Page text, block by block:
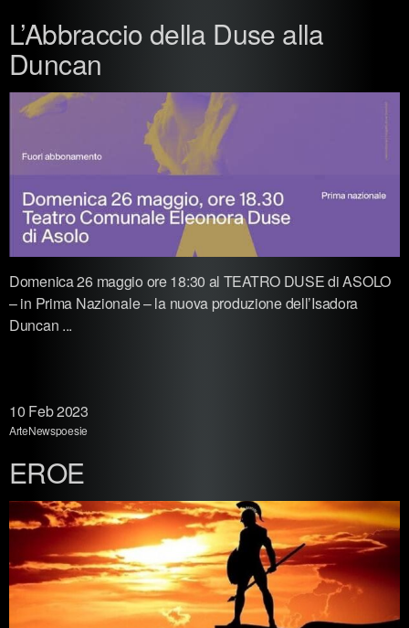
L’Abbraccio della Duse alla
Duncan
Domenica 26 maggio ore 18:30 al TEATRO DUSE di ASOLO
– in Prima Nazionale – la nuova produzione dell’Isadora
Duncan ...
10 Feb 2023
ArteNewspoesie
EROE